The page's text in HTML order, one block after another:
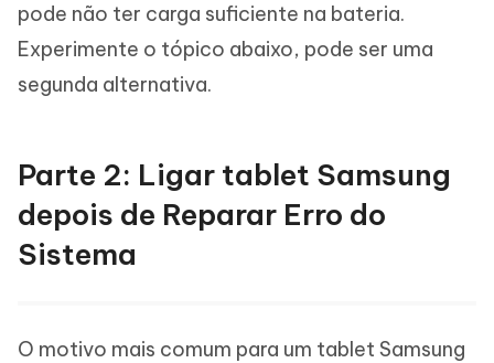
pode não ter carga suficiente na bateria.
Experimente o tópico abaixo, pode ser uma
segunda alternativa.
Parte 2: Ligar tablet Samsung
depois de Reparar Erro do
Sistema
O motivo mais comum para um tablet Samsung